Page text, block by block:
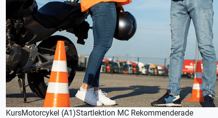
KursMotorcykel (A1)Startlektion MC Rekommenderade